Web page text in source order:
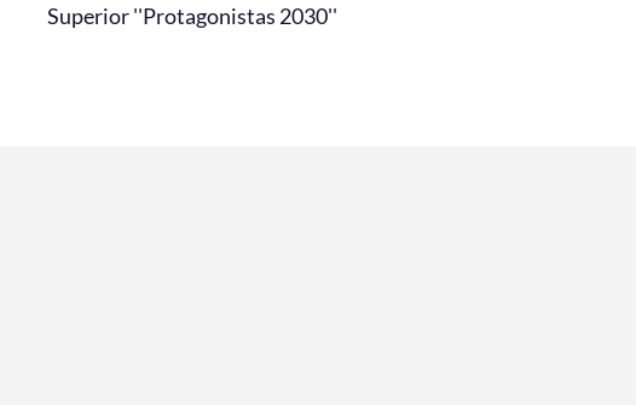
Superior ''Protagonistas 2030''